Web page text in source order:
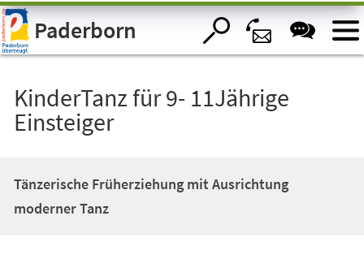
Visuelle
Assistenzsoftware
öffnen.Paderborn
KinderTanz für 9- 11Jährige
Einsteiger
Tänzerische Früherziehung mit Ausrichtung
moderner Tanz